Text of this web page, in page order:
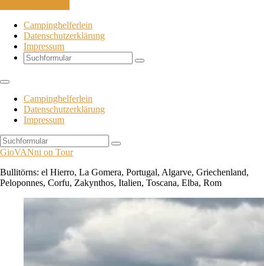
Campinghelferlein
Datenschutzerklärung
Impressum
Search
Campinghelferlein
Datenschutzerklärung
Impressum
Search
GioVANni on Tour
Bullitörns: el Hierro, La Gomera, Portugal, Algarve, Griechenland,
Peloponnes, Corfu, Zakynthos, Italien, Toscana, Elba, Rom